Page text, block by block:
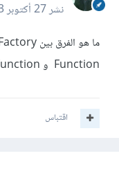
نشر27 أكتوبر 2023
ما هو الفرق بين Factory
Function و Constructor Function
اقتباس